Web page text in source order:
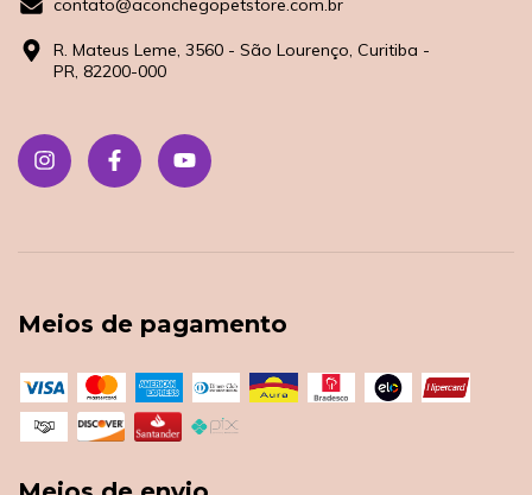
contato@aconchegopetstore.com.br
R. Mateus Leme, 3560 - São Lourenço, Curitiba -
PR, 82200-000
Meios de pagamento